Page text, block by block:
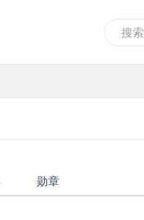
勋章